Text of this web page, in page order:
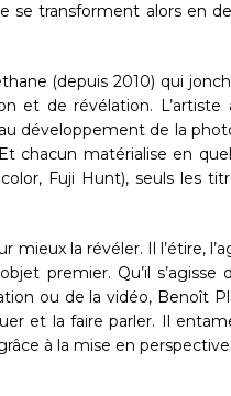
se transforment alors en
(depuis 2010) qui
et de révélation.
développement de la
chacun matérialise en
Fuji Hunt), seuls les
mieux la révéler. Il l’étire,
premier. Qu’il
ou de la vidéo, Benoît
et la faire parler. Il
à la mise en